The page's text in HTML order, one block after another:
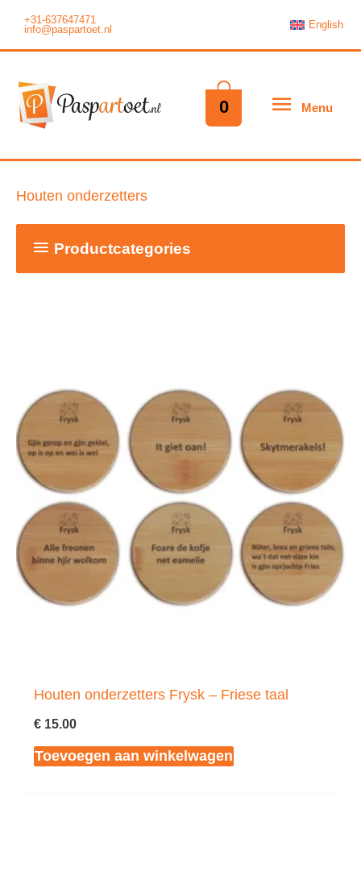
inhoud
+31-637647471
info@paspartoet.nl
English
Menu
Menu
0
Houten onderzetters
Productcategories
Houten onderzetters Frysk – Friese taal
€15.00
Toevoegen aan winkelwagen